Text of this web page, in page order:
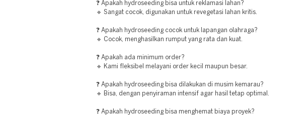
❓ Apakah hydroseeding bisa untuk reklamasi lahan?
🔹 Sangat cocok, digunakan untuk revegetasi lahan kritis.
❓ Apakah hydroseeding cocok untuk lapangan olahraga?
🔹 Cocok, menghasilkan rumput yang rata dan kuat.
❓ Apakah ada minimum order?
🔹 Kami fleksibel melayani order kecil maupun besar.
❓ Apakah hydroseeding bisa dilakukan di musim kemarau?
🔹 Bisa, dengan penyiraman intensif agar hasil tetap optimal.
❓ Apakah hydroseeding bisa menghemat biaya proyek?